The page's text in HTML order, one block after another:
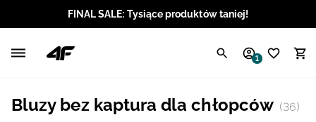
FINAL SALE: Tysiące produktów taniej!
1
Bluzy bez kaptura dla chłopców (36)
Angielski / USD